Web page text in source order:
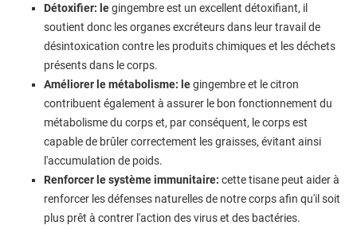
Détoxifier: legingembre est un excellent détoxifiant, il
soutient donc les organes excréteurs dans leur travail de
désintoxication contre les produits chimiques et les déchets
présents dans le corps.
Améliorer le métabolisme: legingembre et le citron
contribuent également à assurer le bon fonctionnement du
métabolisme du corps et, par conséquent, le corps est
capable de brûler correctement les graisses, évitant ainsi
l'accumulation de poids.
Renforcer le système immunitaire: cette tisane peut aider à
renforcer les défenses naturelles de notre corps afin qu'il soit
plus prêt à contrer l'action des virus et des bactéries.